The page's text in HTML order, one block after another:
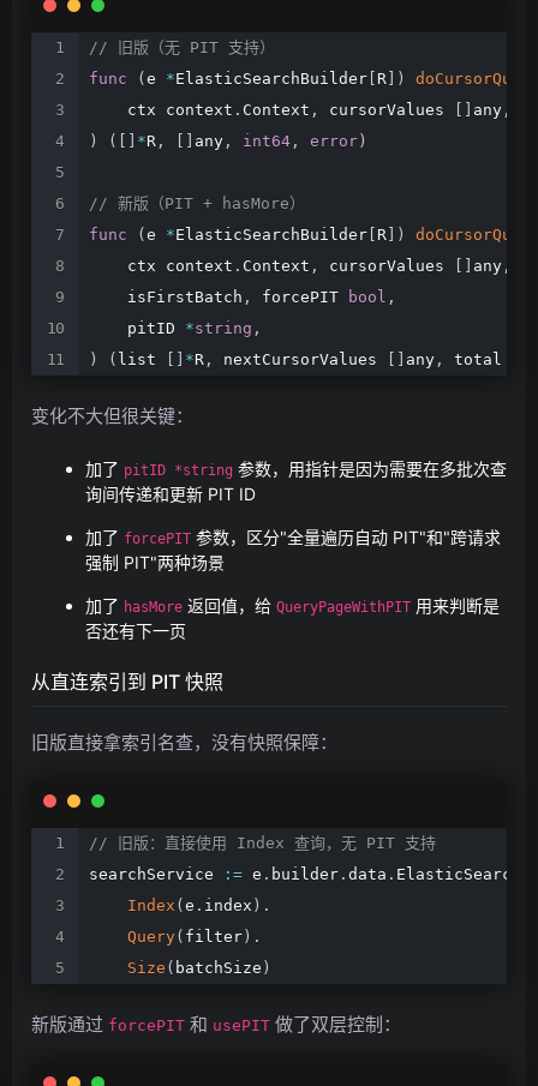
// 旧版（无 PIT 支持）
func
( e *ElasticSearchBuilder R )
ctx
context . Context , cursorValues any ,
)
( *R , any , int64 , error )
// 新版（PIT +
hasMore）
func
( e *ElasticSearchBuilder R )
ctx
context . Context , cursorValues any ,
isFirstBatch , forcePIT bool ,
pitID
*string ,
)
( list *R , nextCursorValues any , total
变化不大但很关键：
加了 pitID *string 参数，用指针是因为需要在多批次查
询间传递和更新 PIT ID
加了 forcePIT 参数，区分"全量遍历自动 PIT"和"跨请求
强制 PIT"两种场景
加了 hasMore 返回值，给 QueryPageWithPIT 用来判断是
否还有下一页
从直连索引到 PIT 快照
旧版直接拿索引名查，没有快照保障：
// 旧版：直接使用 Index 查询，无 PIT 支持
searchService
:= e . builder . data . ElasticSearch
Index ( e . index ) .
Query( filter ) .
Size ( batchSize )
新版通过 forcePIT 和 usePIT 做了双层控制：